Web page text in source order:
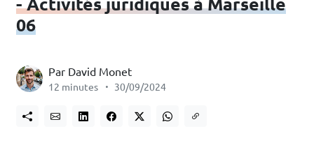
06
Par David Monet
12 minutes 30/09/2024